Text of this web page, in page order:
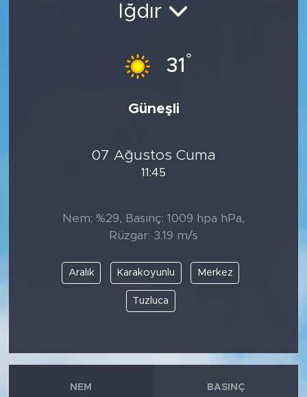
Iğdır
31 °
Güneşli
07 Ağustos Cuma
11:45
Nem: %29, Basınç: 1009 hpa hPa,
Rüzgar: 3.19 m/s
Aralık Karakoyunlu Merkez
Tuzluca
NEM BASINÇ